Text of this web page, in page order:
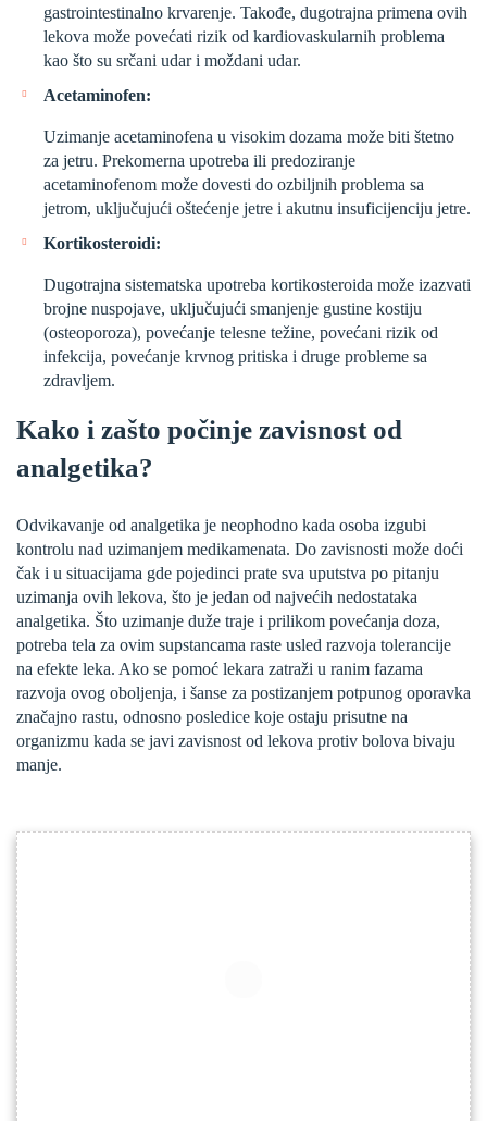
gastrointestinalno krvarenje. Takođe, dugotrajna primena ovih
lekova može povećati rizik od kardiovaskularnih problema
kao što su srčani udar i moždani udar.
Acetaminofen:
Uzimanje acetaminofena u visokim dozama može biti štetno
za jetru. Prekomerna upotreba ili predoziranje
acetaminofenom može dovesti do ozbiljnih problema sa
jetrom, uključujući oštećenje jetre i akutnu insuficijenciju jetre.
Kortikosteroidi:
Dugotrajna sistematska upotreba kortikosteroida može izazvati
brojne nuspojave, uključujući smanjenje gustine kostiju
(osteoporoza), povećanje telesne težine, povećani rizik od
infekcija, povećanje krvnog pritiska i druge probleme sa
zdravljem.
Kako i zašto počinje zavisnost od
analgetika?
Odvikavanje od analgetika je neophodno kada osoba izgubi
kontrolu nad uzimanjem medikamenata. Do zavisnosti može doći
čak i u situacijama gde pojedinci prate sva uputstva po pitanju
uzimanja ovih lekova, što je jedan od najvećih nedostataka
analgetika. Što uzimanje duže traje i prilikom povećanja doza,
potreba tela za ovim supstancama raste usled razvoja tolerancije
na efekte leka. Ako se pomoć lekara zatraži u ranim fazama
razvoja ovog oboljenja, i šanse za postizanjem potpunog oporavka
značajno rastu, odnosno posledice koje ostaju prisutne na
organizmu kada se javi zavisnost od lekova protiv bolova bivaju
manje.